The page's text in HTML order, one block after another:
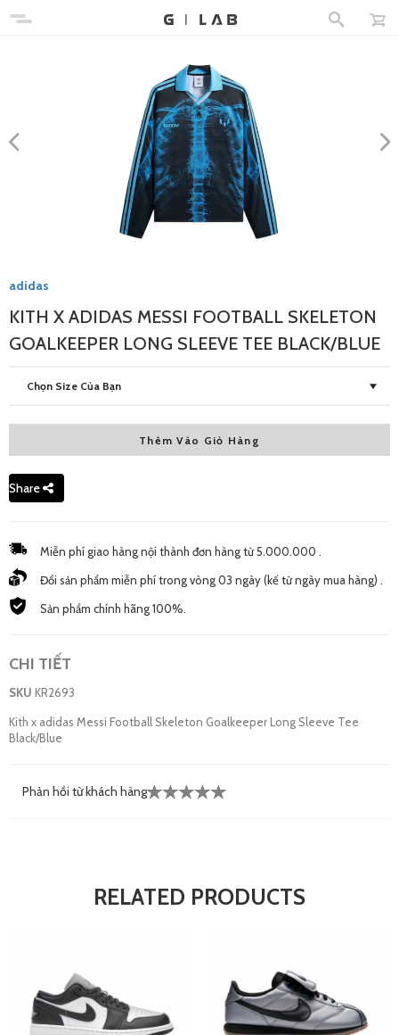
adidas
KITH X ADIDAS MESSI FOOTBALL SKELETON
GOALKEEPER LONG SLEEVE TEE BLACK/BLUE
Chọn Size Của Bạn
8,250,000 đ
M - New
Thêm Vào Giỏ Hàng
Share
Miễn phí giao hàng nội thành đơn hàng từ 5.000.000 .
Đổi sản phẩm miễn phí trong vòng 03 ngày (kế từ ngày mua hàng) .
Sản phẩm chính hãng 100%.
CHI TIẾT
SKU KR2693
Kith x adidas Messi Football Skeleton Goalkeeper Long Sleeve Tee
Black/Blue
Phản hồi từ khách hàng
RELATED PRODUCTS